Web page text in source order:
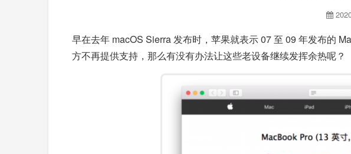
早在去年 macOS Sierra 发布时，苹果就表示 07 至 09 年发布的
方不再提供支持，那么有没有办法让这些老设备继续发挥余热呢？